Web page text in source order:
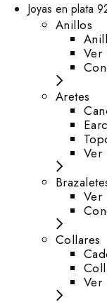
Joyas en plata
Anillos
Ver
Aretes
Ver
Ver
Collares
Ver